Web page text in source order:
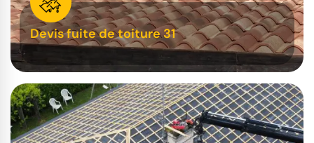
Devis fuite de toiture 31